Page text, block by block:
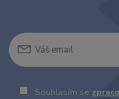
Souhlasím se